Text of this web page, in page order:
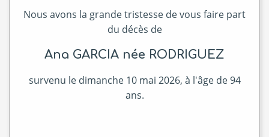
Nous avons la grande tristesse de vous faire part
du décès de
Ana GARCIA née RODRIGUEZ
survenu le dimanche 10 mai 2026, à l'âge de 94
ans.